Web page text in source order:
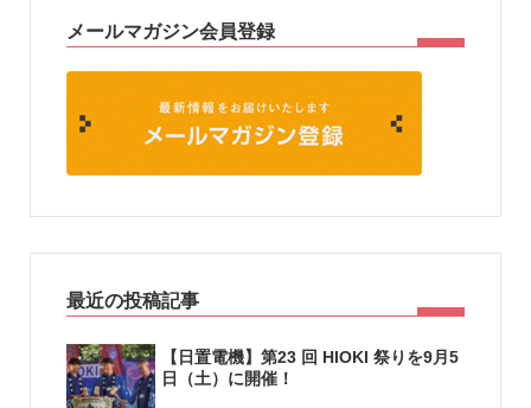
メールマガジン会員登録
最近の投稿記事
【日置電機】第23 回 HIOKI 祭りを9月5
日（土）に開催！